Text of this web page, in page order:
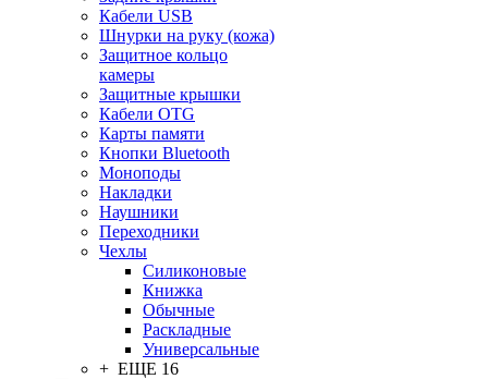
Кабели USB
Шнурки на руку (кожа)
Защитное кольцо
камеры
Защитные крышки
Кабели OTG
Карты памяти
Кнопки Bluetooth
Моноподы
Накладки
Наушники
Переходники
Чехлы
Силиконовые
Книжка
Обычные
Раскладные
Универсальные
+ ЕЩЕ 16